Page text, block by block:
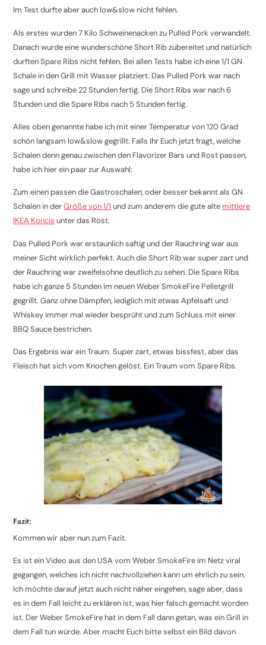
Im Test durfte aber auch low&slow nicht fehlen.
Als erstes wurden 7 Kilo Schweinenacken zu Pulled Pork verwandelt.
Danach wurde eine wunderschöne Short Rib zubereitet und natürlich
durften Spare Ribs nicht fehlen. Bei allen Tests habe ich eine 1/1 GN
Schale in den Grill mit Wasser platziert. Das Pulled Pork war nach
sage und schreibe 22 Stunden fertig. Die Short Ribs war nach 6
Stunden und die Spare Ribs nach 5 Stunden fertig.
Alles oben genannte habe ich mit einer Temperatur von 120 Grad
schön langsam low&slow gegrillt. Falls Ihr Euch jetzt fragt, welche
Schalen denn genau zwischen den Flavorizer Bars und Rost passen,
habe ich hier ein paar zur Auswahl:
Zum einen passen die Gastroschalen, oder besser bekannt als GN
Schalen in derGröße von 1/1 und zum anderem die gute alte mittlere
IKEA Koncis unter das Rost.
Das Pulled Pork war erstaunlich saftig und der Rauchring war aus
meiner Sicht wirklich perfekt. Auch die Short Rib war super zart und
der Rauchring war zweifelsohne deutlich zu sehen. Die Spare Ribs
habe ich ganze 5 Stunden im neuen Weber SmokeFire Pelletgrill
gegrillt. Ganz ohne Dämpfen, lediglich mit etwas Apfelsaft und
Whiskey immer mal wieder besprüht und zum Schluss mit einer
BBQ Sauce bestrichen.
Das Ergebnis war ein Traum. Super zart, etwas bissfest, aber das
Fleisch hat sich vom Knochen gelöst. Ein Traum vom Spare Ribs.
Fazit:
Kommen wir aber nun zum Fazit.
Es ist ein Video aus den USA vom Weber SmokeFire im Netz viral
gegangen, welches ich nicht nachvollziehen kann um ehrlich zu sein.
Ich möchte darauf jetzt auch nicht näher eingehen, sage aber, dass
es in dem Fall leicht zu erklären ist, was hier falsch gemacht worden
ist. Der Weber SmokeFire hat in dem Fall dann getan, was ein Grill in
dem Fall tun würde. Aber macht Euch bitte selbst ein Bild davon